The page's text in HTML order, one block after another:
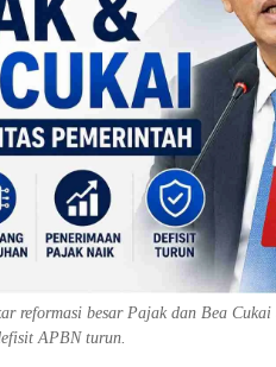
reformasi besar Pajak dan Bea
APBN turun.